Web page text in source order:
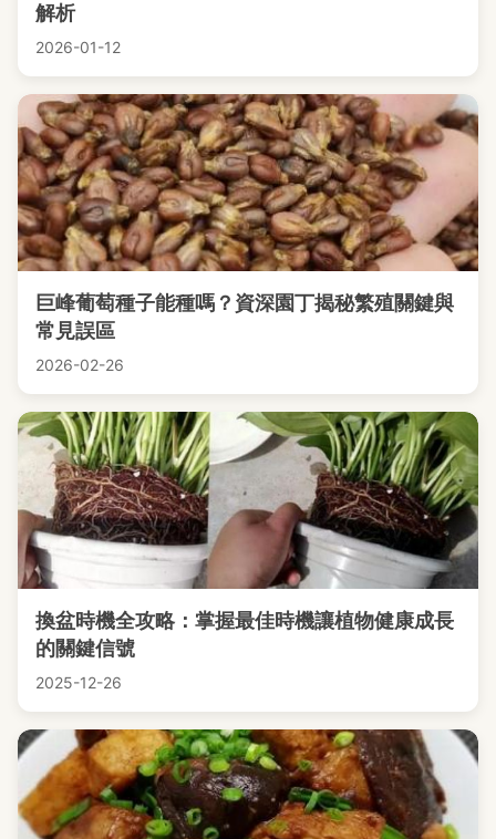
解析
2026-01-12
巨峰葡萄種子能種嗎？資深園丁揭秘繁殖關鍵與
常見誤區
2026-02-26
換盆時機全攻略：掌握最佳時機讓植物健康成長
的關鍵信號
2025-12-26